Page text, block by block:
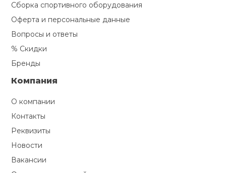
Сборка спортивного оборудования
Оферта и персональные данные
Вопросы и ответы
% Скидки
Бренды
Компания
О компании
Контакты
Реквизиты
Новости
Вакансии